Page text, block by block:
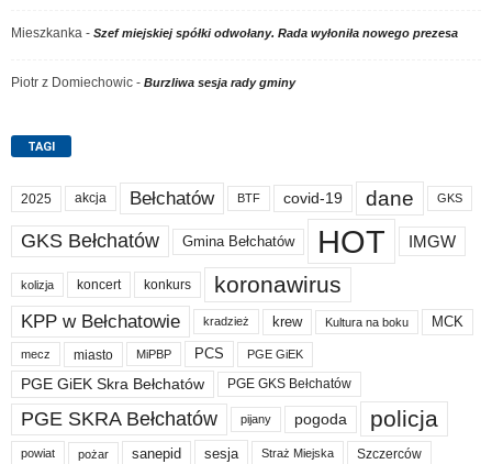
Mieszkanka - Szef miejskiej spółki odwołany. Rada wyłoniła nowego prezesa
Piotr z Domiechowic - Burzliwa sesja rady gminy
TAGI
2025 akcja Bełchatów BTF covid-19 dane GKS
GKS Bełchatów Gmina Bełchatów HOT IMGW
kolizja koncert konkurs koronawirus
KPP w Bełchatowie kradzież krew Kultura na boku MCK
mecz miasto MiPBP PCS PGE GiEK
PGE GiEK Skra Bełchatów PGE GKS Bełchatów
PGE SKRA Bełchatów pijany pogoda policja
powiat pożar sanepid sesja Straż Miejska Szczerców